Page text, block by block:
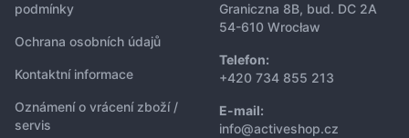
podmínky
Ochrana osobních údajů
Kontaktní informace
Oznámení o vrácení zboží /
servis
Graniczna 8B, bud. DC 2A
54-610 Wrocław
Telefon:
+420 734 855 213
E-mail:
info@activeshop.cz